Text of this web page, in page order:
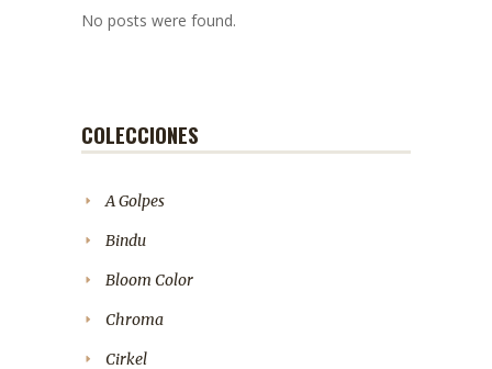
No posts were found.
COLECCIONES
A Golpes
Bindu
Bloom Color
Chroma
Cirkel